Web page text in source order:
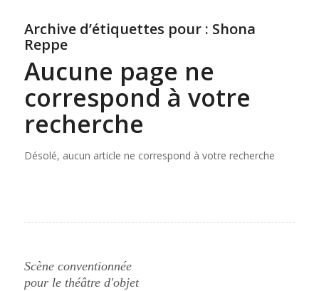
Archive d’étiquettes pour : Shona
Reppe
Aucune page ne
correspond à votre
recherche
Désolé, aucun article ne correspond à votre recherche
Scène conventionnée
pour le théâtre d'objet